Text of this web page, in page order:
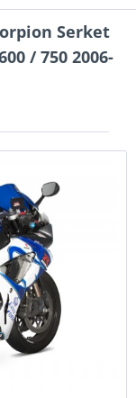
Serket
/ 750 2006-